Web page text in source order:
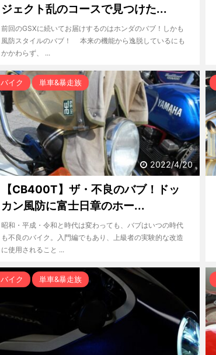
ジェクト乱のコースで見つけた...
前回のGSXに続いてお届けするのはホンダのバブ！しかも
風防スタイルのバブ！ 本来の機能から逸脱しているにも
かかわらず、 ...
2022/4/20
バイク 単車&暴走族
【CB400T】ザ・不良のバブ！ドッ
カン風防に富士日章のホー...
昭和・平成・令和と時代は変わっても、バブはいつの時代
も不良のバイク。入門編でもあり、上級者の実験的な改造
に使用されること ...
バイク 単車&暴走族